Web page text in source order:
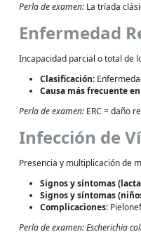
Perla de examen: La tríada
Enfermedad
Incapacidad parcial o total de
Clasificación:
Causa más frecuente
Perla de examen: ERC = daño
Infección de
Presencia y multiplicación de
Signos y síntomas
Signos y síntomas
Complicaciones:
Perla de examen:Escherichia